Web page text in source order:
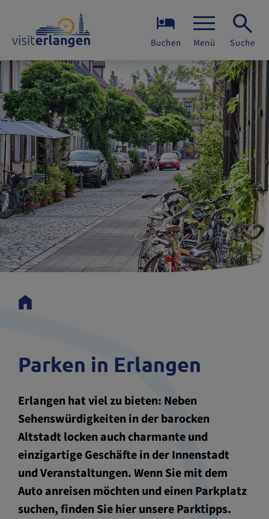
Buchen Menü Suche
Parken in Erlangen
Erlangen hat viel zu bieten: Neben
Sehenswürdigkeiten in der barocken
Altstadt locken auch charmante und
einzigartige Geschäfte in der Innenstadt
und Veranstaltungen. Wenn Sie mit dem
Auto anreisen möchten und einen Parkplatz
suchen, finden Sie hier unsere Parktipps.